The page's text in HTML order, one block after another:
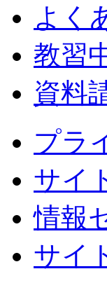
よく
教習
資料
プラ
サイ
情報
サイ